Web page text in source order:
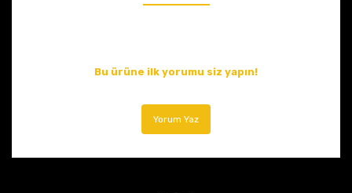
Bu ürüne ilk yorumu siz yapın!
Yorum Yaz